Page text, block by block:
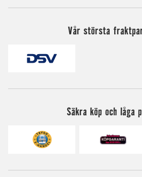
Vår största
Säkra köp och låga